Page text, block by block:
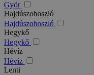
Györ
Hajdúszoboszló
Hajdúszoboszló
Hegykő
Hegykő
Hévíz
Hévíz
Lenti